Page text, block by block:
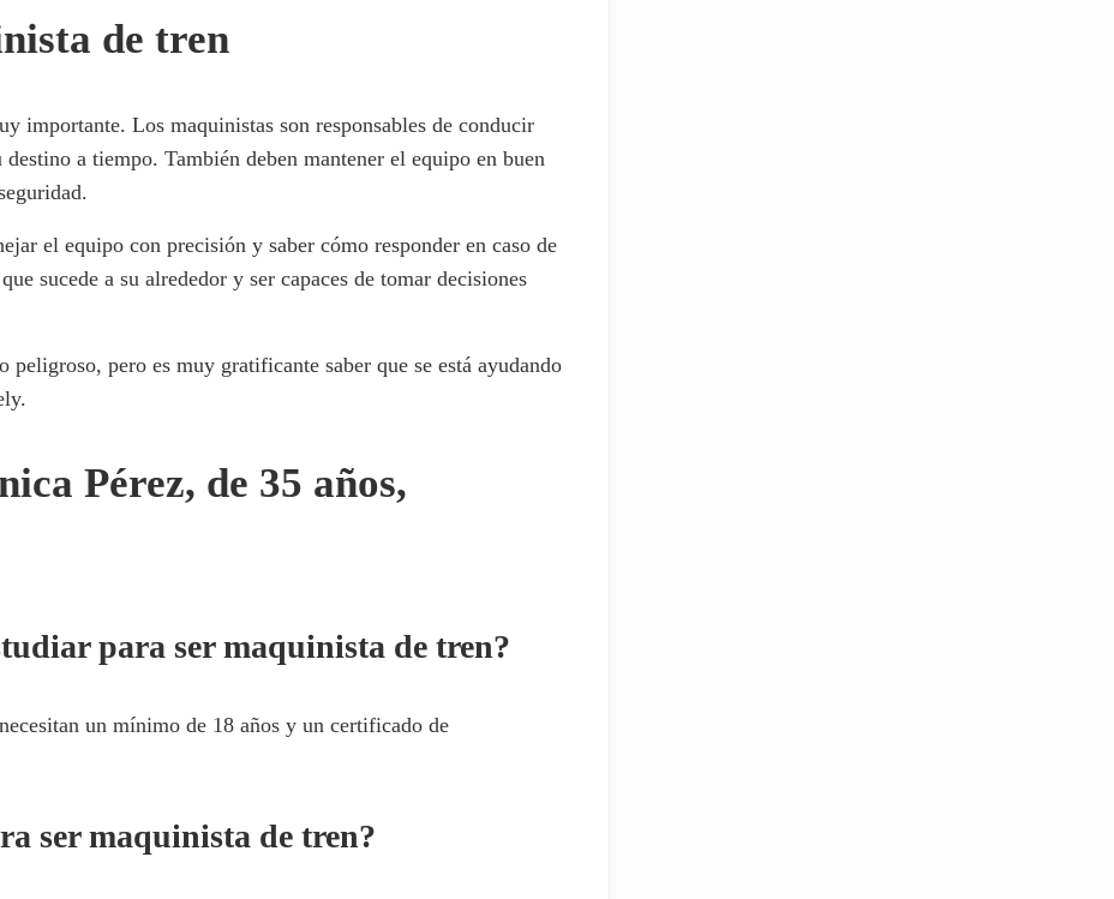
de tren
importante. Los maquinistas son responsables de conducir
a tiempo. También deben mantener el equipo en buen
el equipo con precisión y saber cómo responder en caso de
sucede a su alrededor y ser capaces de tomar decisiones
peligroso, pero es muy gratificante saber que se está ayudando
Pérez, de 35 años,
para ser maquinista de tren?
un mínimo de 18 años y un certificado de
ser maquinista de tren?